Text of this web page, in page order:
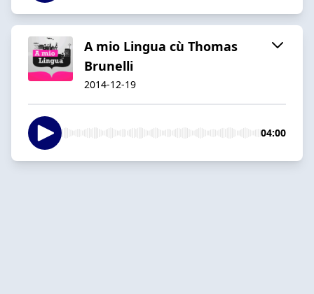
A mio Lingua cù Thomas
Brunelli
2014-12-19
04:00